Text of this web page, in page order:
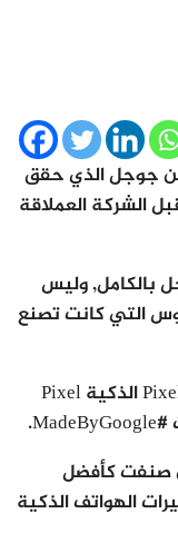
جوجل الذي حقق
الشركة العملاقة
بالكامل, وليس
التي كانت تصنع
حيث أعلنت عن الجيل الأول من هواتف Pixel الذكية Pixel
صنفت كأفضل
الهواتف الذكية